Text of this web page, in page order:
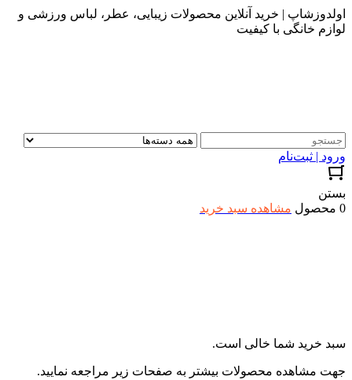
اولدوزشاپ | خرید آنلاین محصولات زیبایی، عطر، لباس ورزشی و
لوازم خانگی با کیفیت
ورود | ثبت‌نام
بستن
0 محصول
مشاهده سبد خرید
سبد خرید شما خالی است.
جهت مشاهده محصولات بیشتر به صفحات زیر مراجعه نمایید.